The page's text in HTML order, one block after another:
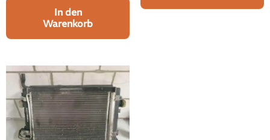
In den
Warenkorb